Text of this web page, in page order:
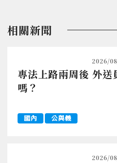
相關新聞
2026/
專法上路兩周後 外送
嗎？
國內 公與義
2026/